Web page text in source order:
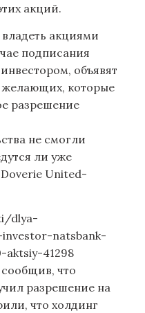
акций.
владеть акциями
подписания
объявят
желающих, которые
разрешение
не смогли
ли уже
United-
dlya-
investor-natsbank-
aktsiy-41298
что
разрешение на
что холдинг